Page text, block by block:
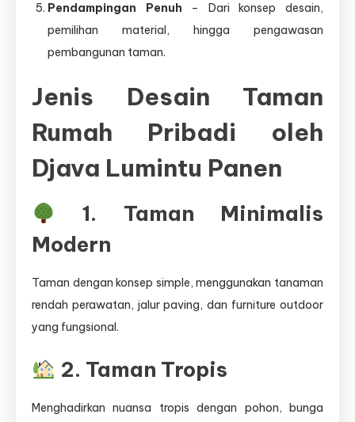
Pendampingan Penuh – Dari konsep desain,
pemilihan material, hingga pengawasan
pembangunan taman.
Jenis Desain Taman
Rumah Pribadi oleh
Djava Lumintu Panen
1. Taman Minimalis
Modern
Taman dengan konsep simple, menggunakan tanaman
rendah perawatan, jalur paving, dan furniture outdoor
yang fungsional.
2. Taman Tropis
Menghadirkan nuansa tropis dengan pohon, bunga